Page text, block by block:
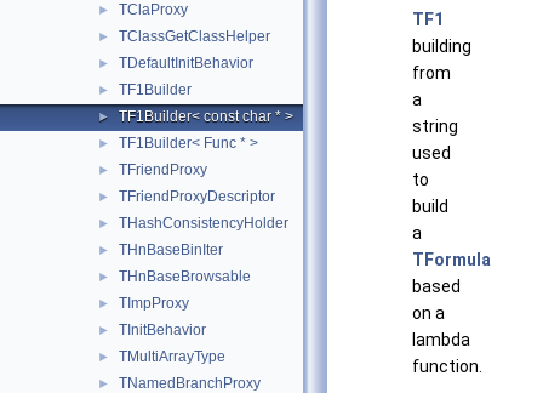
► TClaProxy
► TClassGetClassHelper
► TDefaultInitBehavior
► TF1Builder
► TF1Builder< const char * >
► TF1Builder< Func * >
► TFriendProxy
► TFriendProxyDescriptor
► THashConsistencyHolder
► THnBaseBinIter
► THnBaseBrowsable
► TImpProxy
► TInitBehavior
► TMultiArrayType
► TNamedBranchProxy
TF1
building
from
a
string
used
to
build
a
TFormula
based
on a
lambda
function.